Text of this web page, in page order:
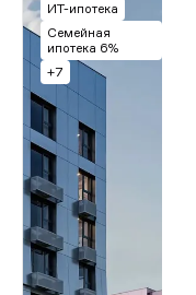
ИТ-ипотека
Семейная
ипотека 6%
+7